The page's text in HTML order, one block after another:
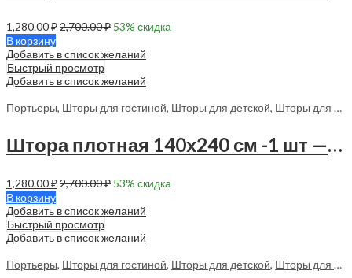
1,280.00₽2,700.00₽ 53% скидка
В корзину
Добавить в список желаний
Быстрый просмотр
Добавить в список желаний
Портьеры, Шторы для гостиной, Шторы для детской, Шторы для спальни
Штора плотная 140х240 см -1 шт — 70152 в спальню, в гостиную
1,280.00₽2,700.00₽ 53% скидка
В корзину
Добавить в список желаний
Быстрый просмотр
Добавить в список желаний
Портьеры, Шторы для гостиной, Шторы для детской, Шторы для спальни